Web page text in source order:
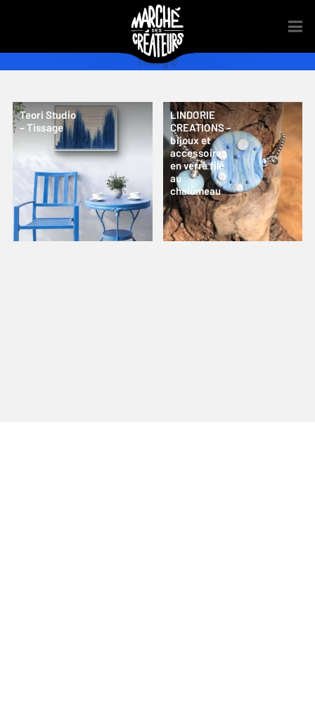
filage
Teori Studio
– Tissage
LINDORIE
CREATIONS –
bijoux et
accessoires
en verre filé
au
chalumeau